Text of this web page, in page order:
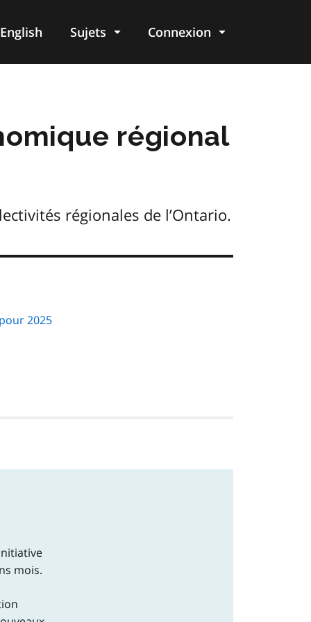
English Sujets Connexion
régional
régionales de l’Ontario.
2025
mois.